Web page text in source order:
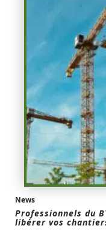
News
Professionnels du
libérer vos